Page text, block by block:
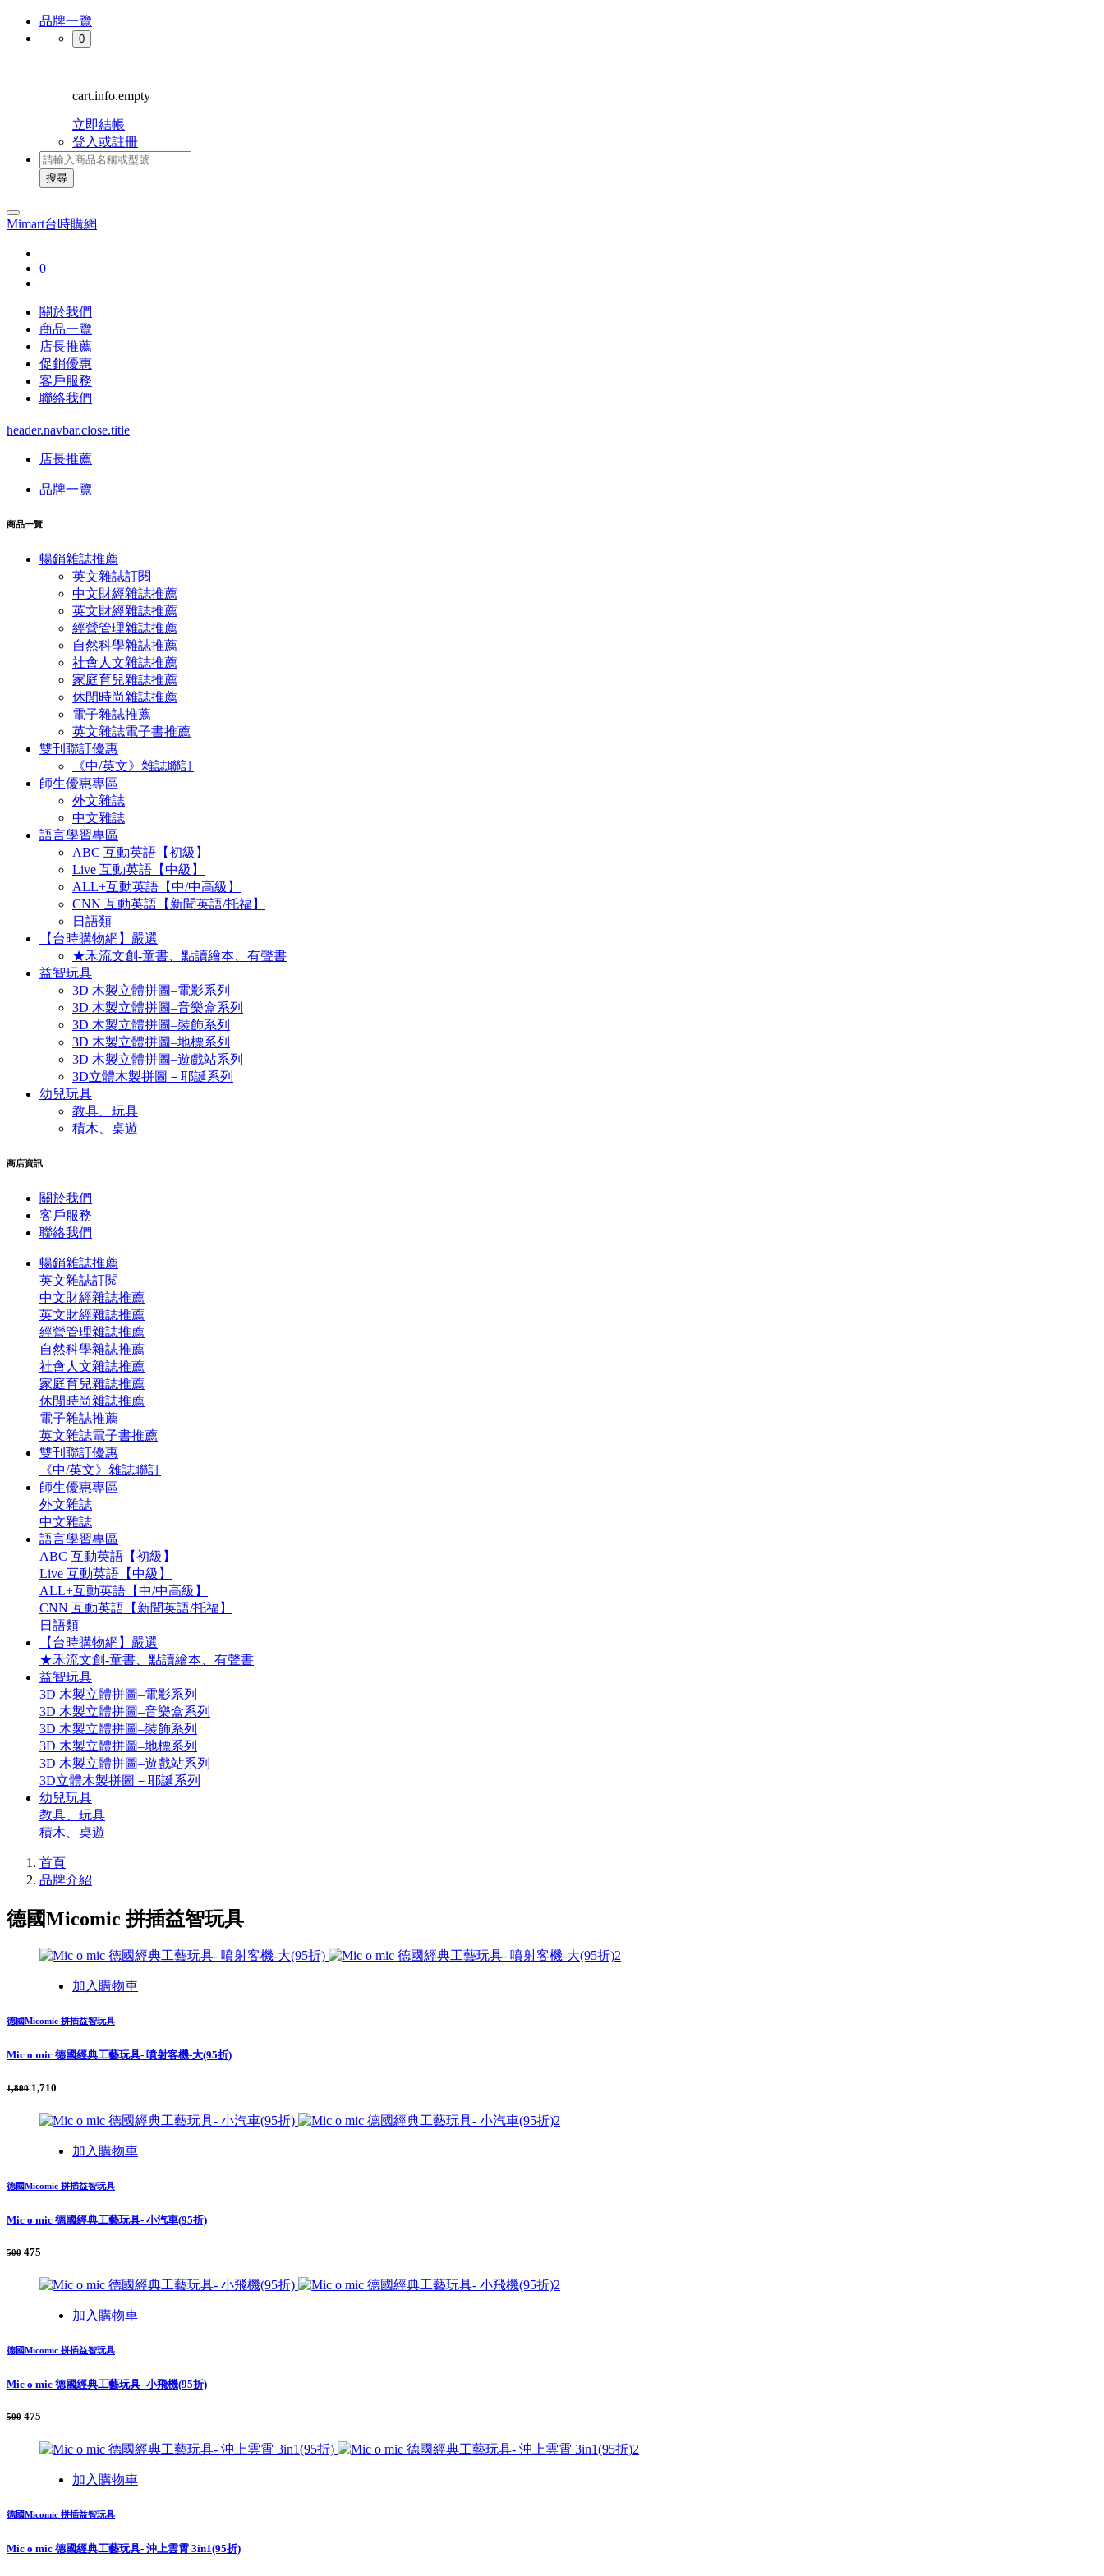
品牌一覽
0
cart.info.empty
立即結帳
登入或註冊
搜尋
Mimart台時購網
0
關於我們
商品一覽
店長推薦
促銷優惠
客戶服務
聯絡我們
header.navbar.close.title
店長推薦
品牌一覽
商品一覽
暢銷雜誌推薦
英文雜誌訂閱
中文財經雜誌推薦
英文財經雜誌推薦
經營管理雜誌推薦
自然科學雜誌推薦
社會人文雜誌推薦
家庭育兒雜誌推薦
休閒時尚雜誌推薦
電子雜誌推薦
英文雜誌電子書推薦
雙刊聯訂優惠
《中/英文》雜誌聯訂
師生優惠專區
外文雜誌
中文雜誌
語言學習專區
ABC 互動英語【初級】
Live 互動英語【中級】
ALL+互動英語【中/中高級】
CNN 互動英語【新聞英語/托福】
日語類
【台時購物網】嚴選
★禾流文創-童書、點讀繪本、有聲書
益智玩具
3D 木製立體拼圖–電影系列
3D 木製立體拼圖–音樂盒系列
3D 木製立體拼圖–裝飾系列
3D 木製立體拼圖–地標系列
3D 木製立體拼圖–遊戲站系列
3D立體木製拼圖－耶誕系列
幼兒玩具
教具、玩具
積木、桌遊
商店資訊
關於我們
客戶服務
聯絡我們
暢銷雜誌推薦
英文雜誌訂閱
中文財經雜誌推薦
英文財經雜誌推薦
經營管理雜誌推薦
自然科學雜誌推薦
社會人文雜誌推薦
家庭育兒雜誌推薦
休閒時尚雜誌推薦
電子雜誌推薦
英文雜誌電子書推薦
雙刊聯訂優惠
《中/英文》雜誌聯訂
師生優惠專區
外文雜誌
中文雜誌
語言學習專區
ABC 互動英語【初級】
Live 互動英語【中級】
ALL+互動英語【中/中高級】
CNN 互動英語【新聞英語/托福】
日語類
【台時購物網】嚴選
★禾流文創-童書、點讀繪本、有聲書
益智玩具
3D 木製立體拼圖–電影系列
3D 木製立體拼圖–音樂盒系列
3D 木製立體拼圖–裝飾系列
3D 木製立體拼圖–地標系列
3D 木製立體拼圖–遊戲站系列
3D立體木製拼圖－耶誕系列
幼兒玩具
教具、玩具
積木、桌遊
首頁
品牌介紹
德國Micomic 拼插益智玩具
加入購物車
德國Micomic 拼插益智玩具
Mic o mic 德國經典工藝玩具- 噴射客機-大(95折)
1,800 1,710
加入購物車
德國Micomic 拼插益智玩具
Mic o mic 德國經典工藝玩具- 小汽車(95折)
500 475
加入購物車
德國Micomic 拼插益智玩具
Mic o mic 德國經典工藝玩具- 小飛機(95折)
500 475
加入購物車
德國Micomic 拼插益智玩具
Mic o mic 德國經典工藝玩具- 沖上雲霄 3in1(95折)